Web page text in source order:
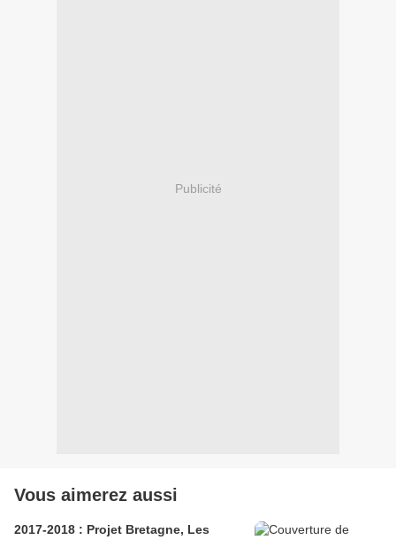
Publicité
Vous aimerez aussi
2017-2018 : Projet Bretagne, Les